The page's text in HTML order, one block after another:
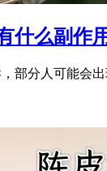
什么副作
部分人可能会